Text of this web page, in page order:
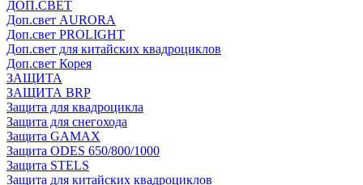
ДОП.СВЕТ
Доп.свет AURORA
Доп.свет PROLIGHT
Доп.свет для китайских квадроциклов
Доп.свет Корея
ЗАЩИТА
ЗАЩИТА BRP
Защита для квадроцикла
Защита для снегохода
Защита GAMAX
Защита ODES 650/800/1000
Защита STELS
Защита для китайских квадроциклов